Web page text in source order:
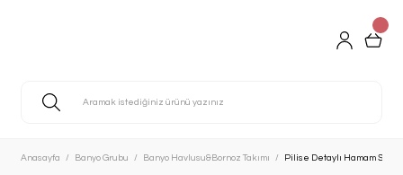
Anasayfa Banyo Grubu Banyo Havlusu&Bornoz Takımı Pilise Detaylı Hamam Seti